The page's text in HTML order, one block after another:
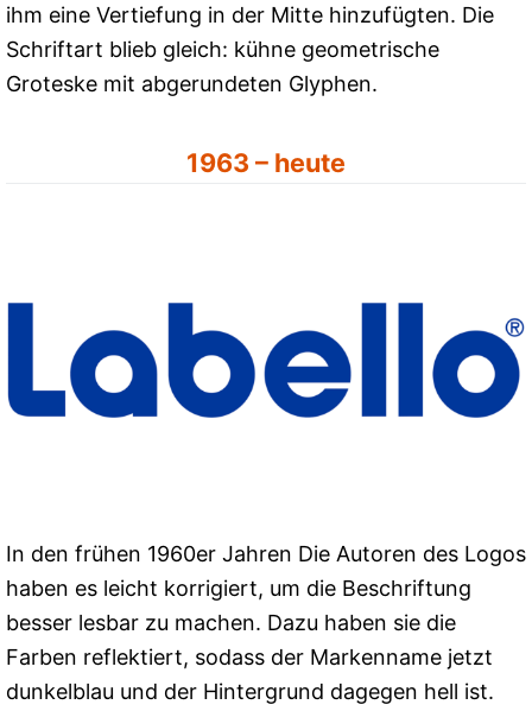
ihm eine Vertiefung in der Mitte hinzufügten. Die
Schriftart blieb gleich: kühne geometrische
Groteske mit abgerundeten Glyphen.
1963 – heute
In den frühen 1960er Jahren Die Autoren des Logos
haben es leicht korrigiert, um die Beschriftung
besser lesbar zu machen. Dazu haben sie die
Farben reflektiert, sodass der Markenname jetzt
dunkelblau und der Hintergrund dagegen hell ist.